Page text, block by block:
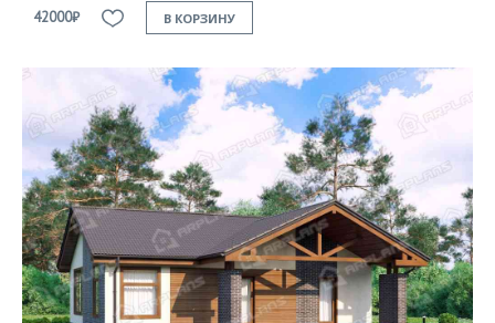
42000₽ В КОРЗИНУ